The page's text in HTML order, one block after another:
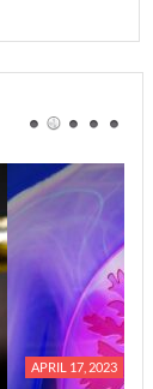
APRIL 17, 2023